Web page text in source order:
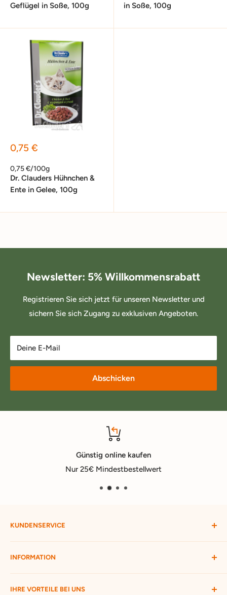
Geflügel in Soße, 100g
in Soße, 100g
Sonderpreis
0,75 €
0,75 €/100g
Dr. Clauders Hühnchen &
Ente in Gelee, 100g
Newsletter: 5% Willkommensrabatt
Registrieren Sie sich jetzt für unseren Newsletter und
sichern Sie sich Zugang zu exklusiven Angeboten.
Deine E-Mail
Abschicken
Günstig online kaufen
Nur 25€ Mindestbestellwert
KUNDENSERVICE
Mein Konto
Widerruf starten
Bestellung verfolgen
Passwort vergessen
INFORMATION
Versandbedingungen
Ratgeber
IHRE VORTEILE BEI UNS